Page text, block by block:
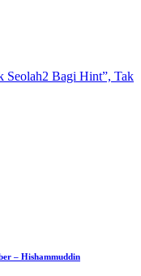
Bagi Hint”, Tak
– Hishammuddin